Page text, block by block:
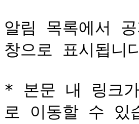
알림 목록에서
창으로 표시됩니
* 본문 내 링크
로 이동할 수 있